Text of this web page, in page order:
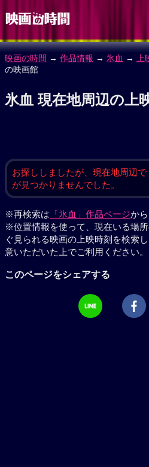
映画の時間 → 作品情報 → 氷血 →
の映画館
氷血 現在地周辺の上
お探ししましたが、現在地周辺
が見つかりませんでした。
※再検索は 「氷血」作品ページか
※位置情報を使って、現在いる場
ぐ見られる映画の上映時刻を検索
意いただいた上でご利用ください。
このページをシェアする